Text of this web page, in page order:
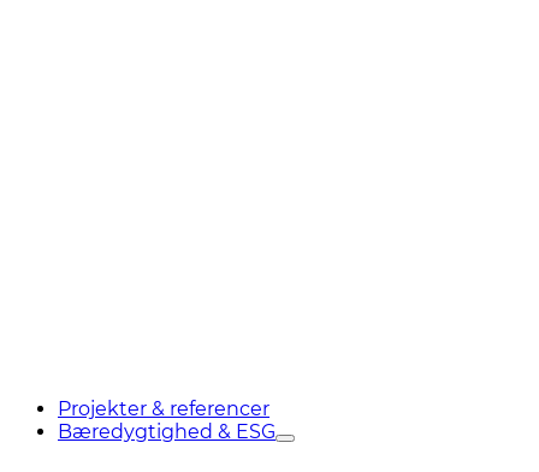
Projekter & referencer
Bæredygtighed & ESG